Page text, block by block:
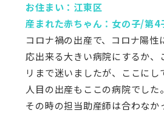
お住まい：江東区
産まれた赤ちゃん：女の子/第4
コロナ禍の出産で、コロナ陽性
応出来る大きい病院にするか、
リまで迷いましたが、ここにし
人目の出産もここの病院でした。
その時の担当助産師は合わなか